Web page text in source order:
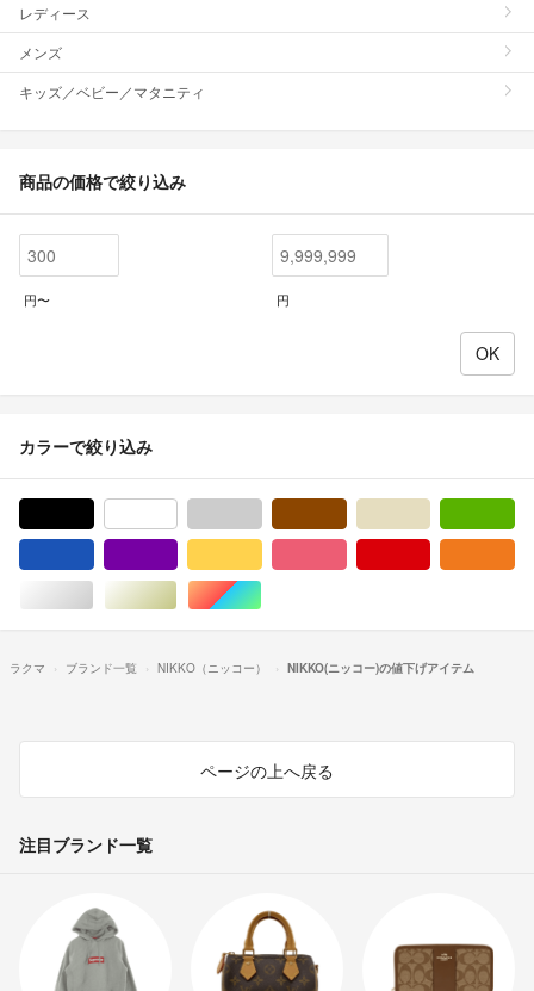
レディース
メンズ
キッズ／ベビー／マタニティ
商品の価格で絞り込み
円〜 円
カラーで絞り込み
シルバー/銀色系ゴールド/金色系マルチカラー
ラクマ ブランド一覧 NIKKO（ニッコー） NIKKO(ニッコー)の値下げアイテム
ページの上へ戻る
注目ブランド一覧